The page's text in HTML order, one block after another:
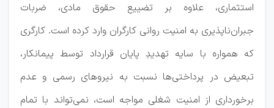
استثماری، علاوه بر تضییع حقوق مادی، ضربات
جبران‌ناپذیری به امنیت روانی کارگران وارد کرده است. کارگری
که همواره با سایه تهدیدِ پایان قرارداد توسط پیمانکار،
تبعیض در پرداختی‌ها نسبت به نیروهای رسمی و عدم
برخورداری از امنیت شغلی مواجه است، نمی‌تواند با تمام